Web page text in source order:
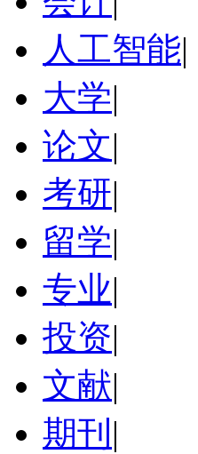
人工智能|
大学|
论文|
考研|
留学|
专业|
投资|
文献|
期刊 |